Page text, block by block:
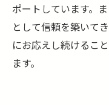
ポートしています。
として信頼を築いて
にお応えし続けるこ
ます。